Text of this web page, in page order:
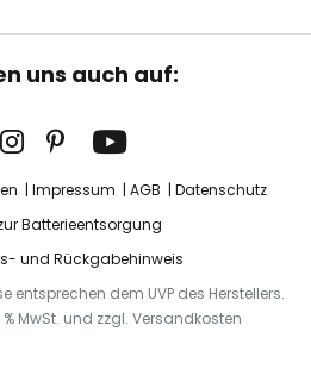
uns auch auf:
Impressum AGB
Datenschutz
Batterieentsorgung
und Rückgabehinweis
entsprechen dem UVP des Herstellers.
% MwSt. und zzgl. Versandkosten